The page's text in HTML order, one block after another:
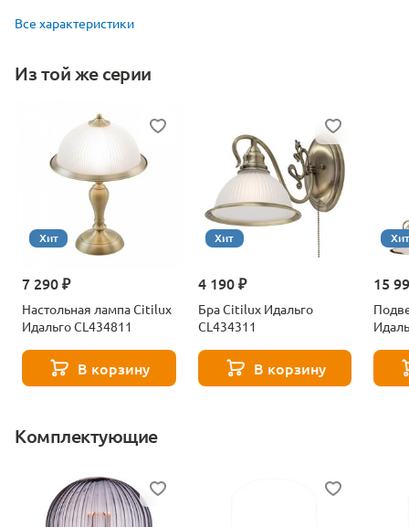
Все характеристики
Из той же серии
Хит
7 290 ₽
Настольная лампа Citilux
Идальго CL434811
В корзину
Хит
4 190 ₽
Бра Citilux Идальго
CL434311
В корзину
Хит
15
Комплектующие